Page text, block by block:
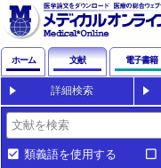
ホーム 文献 電子書籍
詳細検索
類義語を使用する